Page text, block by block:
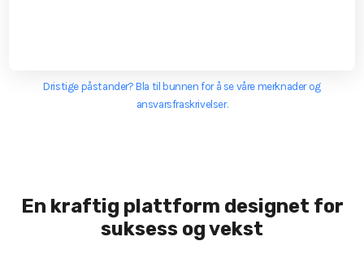
Dristige påstander? Bla til bunnen for å se våre merknader og
ansvarsfraskrivelser.
En kraftig plattform designet for
suksess og vekst